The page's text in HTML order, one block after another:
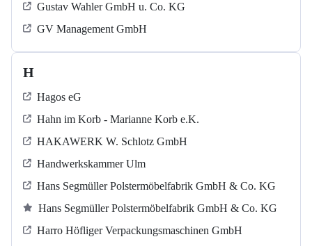
Gustav Wahler GmbH u. Co. KG
GV Management GmbH
H
Hagos eG
Hahn im Korb - Marianne Korb e.K.
HAKAWERK W. Schlotz GmbH
Handwerkskammer Ulm
Hans Segmüller Polstermöbelfabrik GmbH & Co. KG
Hans Segmüller Polstermöbelfabrik GmbH & Co. KG
Harro Höfliger Verpackungsmaschinen GmbH